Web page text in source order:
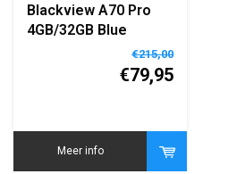
Blackview A70 Pro
4GB/32GB Blue
€215,00
€79,95
Meer info